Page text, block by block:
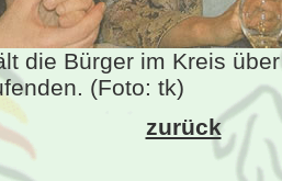
die Bürger im Kreis
(Foto: tk)
zurück